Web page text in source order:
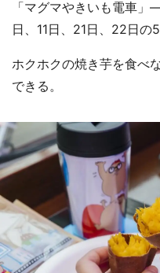
「マグマやきいも電車
日、11日、21日、22日の
ホクホクの焼き芋を食べ
できる。